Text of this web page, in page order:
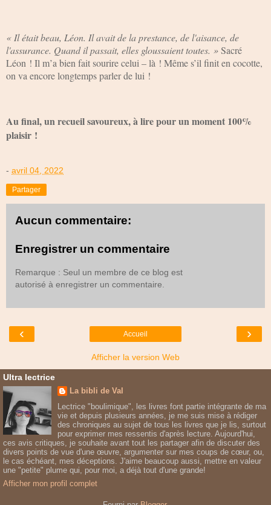
« Il était beau, Léon. Il avait de la prestance, de l'aisance, de
l'assurance. Quand il passait, elles gloussaient toutes. »Sacré
Léon ! Il m’a bien fait sourire celui – là ! Même s’il finit en cocotte,
on va encore longtemps parler de lui !
Au final, un recueil savoureux, à lire pour un moment 100%
plaisir !
- avril 04, 2022
Partager
Aucun commentaire:
Enregistrer un commentaire
Remarque : Seul un membre de ce blog est
autorisé à enregistrer un commentaire.
‹ ›
Accueil
Afficher la version Web
Ultra lectrice
La bibli de Val
Lectrice "boulimique", les livres font partie intégrante de ma
vie et depuis plusieurs années, je me suis mise à rédiger
des chroniques au sujet de tous les livres que je lis, surtout
pour exprimer mes ressentis d'après lecture. Aujourd'hui,
ces avis critiques, je souhaite avant tout les partager afin de discuter des
divers points de vue d'une œuvre, argumenter sur mes coups de cœur, ou,
le cas échéant, mes déceptions. J'aime beaucoup aussi, mettre en valeur
une "petite" plume qui, pour moi, a déjà tout d'une grande!
Afficher mon profil complet